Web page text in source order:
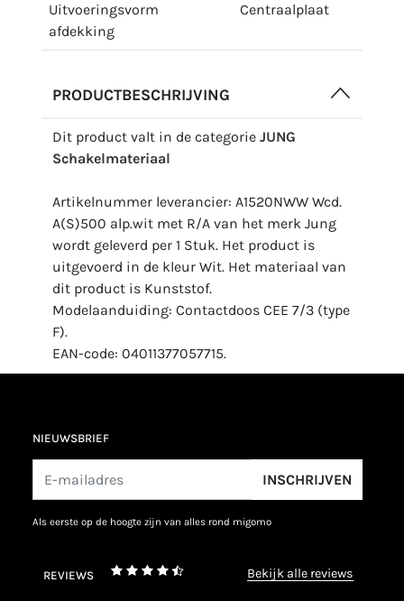
Uitvoeringsvorm
afdekking
Centraalplaat
PRODUCTBESCHRIJVING
Dit product valt in de categorie JUNG
Schakelmateriaal
Artikelnummer leverancier: A1520NWW Wcd.
A(S)500 alp.wit met R/A van het merk Jung
wordt geleverd per 1 Stuk. Het product is
uitgevoerd in de kleur Wit. Het materiaal van
dit product is Kunststof.
Modelaanduiding: Contactdoos CEE 7/3 (type
F).
EAN-code: 04011377057715.
NIEUWSBRIEF
INSCHRIJVEN
als eerste op de hoogte zijn van alles rond migomo
REVIEWS bekijk alle reviews